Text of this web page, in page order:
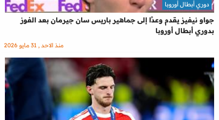
جواو نيفيز يقدم وعدًا إلى جماهير باريس سان جيرمان بعد الفوز
بدوري أبطال أوروبا
دوري أبطال أوروبا
منذ الاحد , 31 مايو 2026